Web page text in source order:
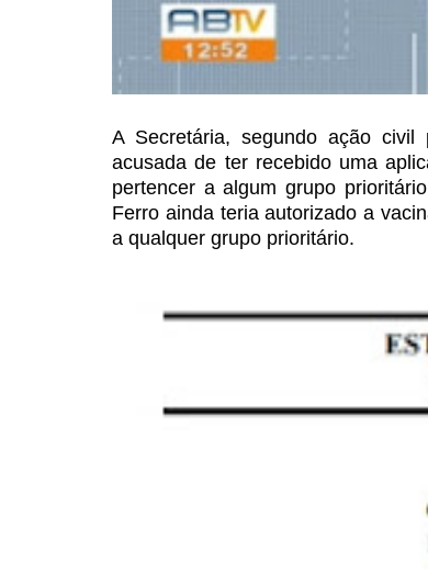
A Secretária, segundo ação civil
acusada de ter recebido uma
pertencer a algum grupo
Ferro ainda teria autorizado a
a qualquer grupo prioritário.